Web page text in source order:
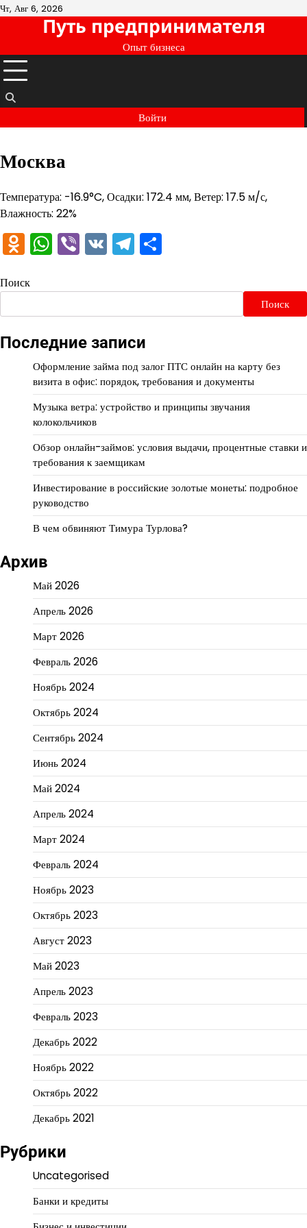
Перейти
содержимому
Чт, Авг 6, 2026
Путь предпринимателя
Опыт бизнеса
Войти
Москва
Температура: -16.9°C, Осадки: 172.4 мм, Ветер: 17.5 м/с,
Влажность: 22%
Odnoklassniki
WhatsApp
Viber
VKTelegram
Поиск
Поиск
Последние записи
Оформление займа под залог ПТС онлайн на карту без
визита в офис: порядок, требования и документы
Музыка ветра: устройство и принципы звучания
колокольчиков
Обзор онлайн-займов: условия выдачи, процентные ставки и
требования к заемщикам
Инвестирование в российские золотые монеты: подробное
руководство
В чем обвиняют Тимура Турлова?
Архив
Май 2026
Апрель 2026
Март 2026
Февраль 2026
Ноябрь 2024
Октябрь 2024
Сентябрь 2024
Июнь 2024
Май 2024
Апрель 2024
Март 2024
Февраль 2024
Ноябрь 2023
Октябрь 2023
Август 2023
Май 2023
Апрель 2023
Февраль 2023
Декабрь 2022
Ноябрь 2022
Октябрь 2022
Декабрь 2021
Рубрики
Uncategorised
Банки и кредиты